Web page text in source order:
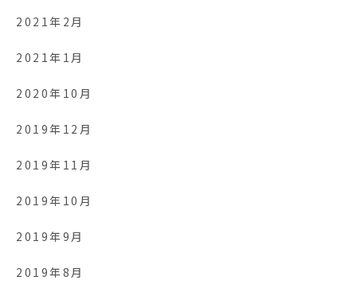
2021年2月
2021年1月
2020年10月
2019年12月
2019年11月
2019年10月
2019年9月
2019年8月